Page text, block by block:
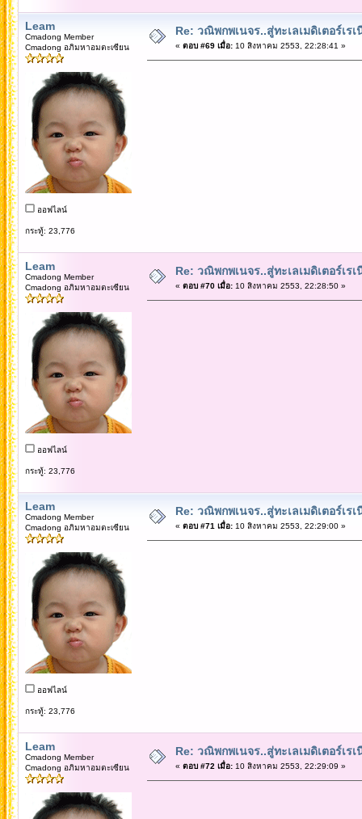
Leam
Cmadong Member
Cmadong อภิมหาอมตะเซียน
ออฟไลน์
กระทู้: 23,776
Re: วณิพกพเนจร..สู่ทะเลเมดิเตอร์เร
« ตอบ #69 เมื่อ:10 สิงหาคม 2553, 22:28:41 »
Leam
Cmadong Member
Cmadong อภิมหาอมตะเซียน
ออฟไลน์
กระทู้: 23,776
Re: วณิพกพเนจร..สู่ทะเลเมดิเตอร์เร
« ตอบ #70 เมื่อ:10 สิงหาคม 2553, 22:28:50 »
Leam
Cmadong Member
Cmadong อภิมหาอมตะเซียน
ออฟไลน์
กระทู้: 23,776
Re: วณิพกพเนจร..สู่ทะเลเมดิเตอร์เร
« ตอบ #71 เมื่อ:10 สิงหาคม 2553, 22:29:00 »
Leam
Cmadong Member
Cmadong อภิมหาอมตะเซียน
Re: วณิพกพเนจร..สู่ทะเลเมดิเตอร์เร
« ตอบ #72 เมื่อ:10 สิงหาคม 2553, 22:29:09 »